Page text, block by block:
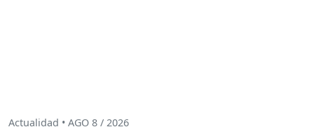
Actualidad • AGO 8 / 2026